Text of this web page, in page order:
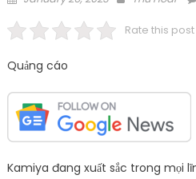
Rate this post
Quảng cáo
Kamiya đang xuất sắc trong mọi